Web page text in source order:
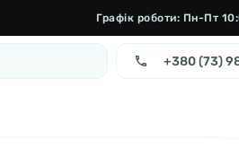
Графік роботи: Пн-Пт
+380 (73)